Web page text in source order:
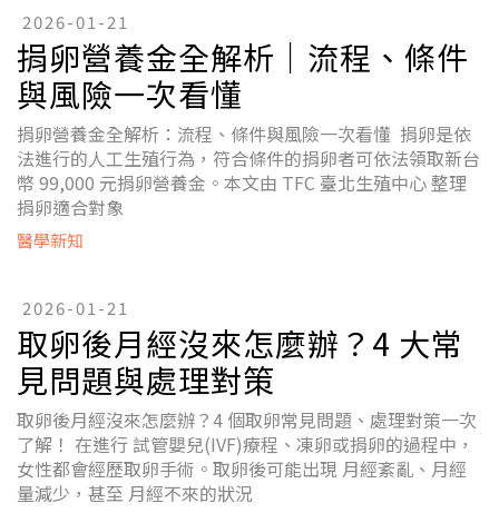
2026-01-21
捐卵營養金全解析｜流程、條件
與風險一次看懂
捐卵營養金全解析：流程、條件與風險一次看懂 捐卵是依
法進行的人工生殖行為，符合條件的捐卵者可依法領取新台
幣 99,000 元捐卵營養金。本文由 TFC 臺北生殖中心 整理
捐卵適合對象
醫學新知
2026-01-21
取卵後月經沒來怎麼辦？4 大常
見問題與處理對策
取卵後月經沒來怎麼辦？4 個取卵常見問題、處理對策一次
了解！ 在進行 試管嬰兒(IVF)療程、凍卵或捐卵的過程中，
女性都會經歷取卵手術。取卵後可能出現 月經紊亂、月經
量減少，甚至 月經不來的狀況